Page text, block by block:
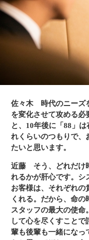
佐々木時代のニーズ
を変化させて攻める必
と、10年後に「88」
れくらいのつもりで、
たいと思います。
近藤 そう、どれだけ
れるかが肝心です。シ
お客様は、それぞれの
くれる。だから、命
スタッフの最大の使命
して心を尽くすこと
輩も後輩も一緒になっ